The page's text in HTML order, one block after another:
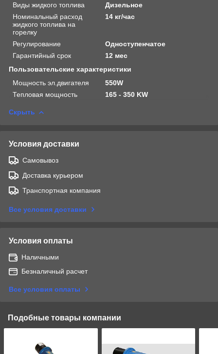
Виды жидкого топлива
Дизельное
Номинальный расход
жидкого топлива на
горелку
14 кг/час
Регулирование
Одноступенчатое
Гарантийный срок
12 мес
Пользовательские характеристики
Мощность эл.двигателя
550W
Тепловая мощность
165 - 350 KW
Скрыть
Условия доставки
Самовывоз
Доставка курьером
Транспортная компания
Все условия доставки
Условия оплаты
Наличными
Безналичный расчет
Все условия оплаты
Подобные товары компании